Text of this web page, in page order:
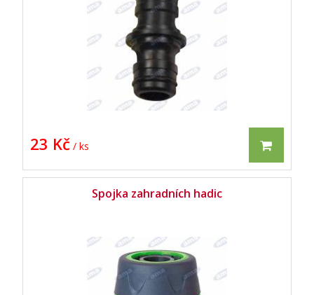
23 Kč / ks
Spojka zahradních hadic